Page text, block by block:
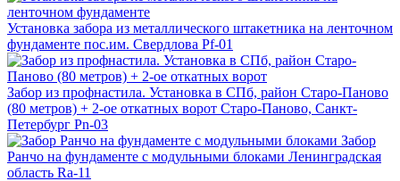
Установка забора из металлического штакетника на ленточном
фундаменте пос.им. Свердлова Pf-01
Забор из профнастила. Установка в СПб, район Старо-Паново
(80 метров) + 2-ое откатных ворот Старо-Паново, Санкт-
Петербург Pn-03
Забор
Ранчо на фундаменте с модульными блоками Ленинградская
область Ra-11